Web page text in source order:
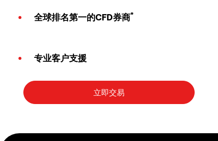
全球排名第一的CFD券商*
专业客户支援